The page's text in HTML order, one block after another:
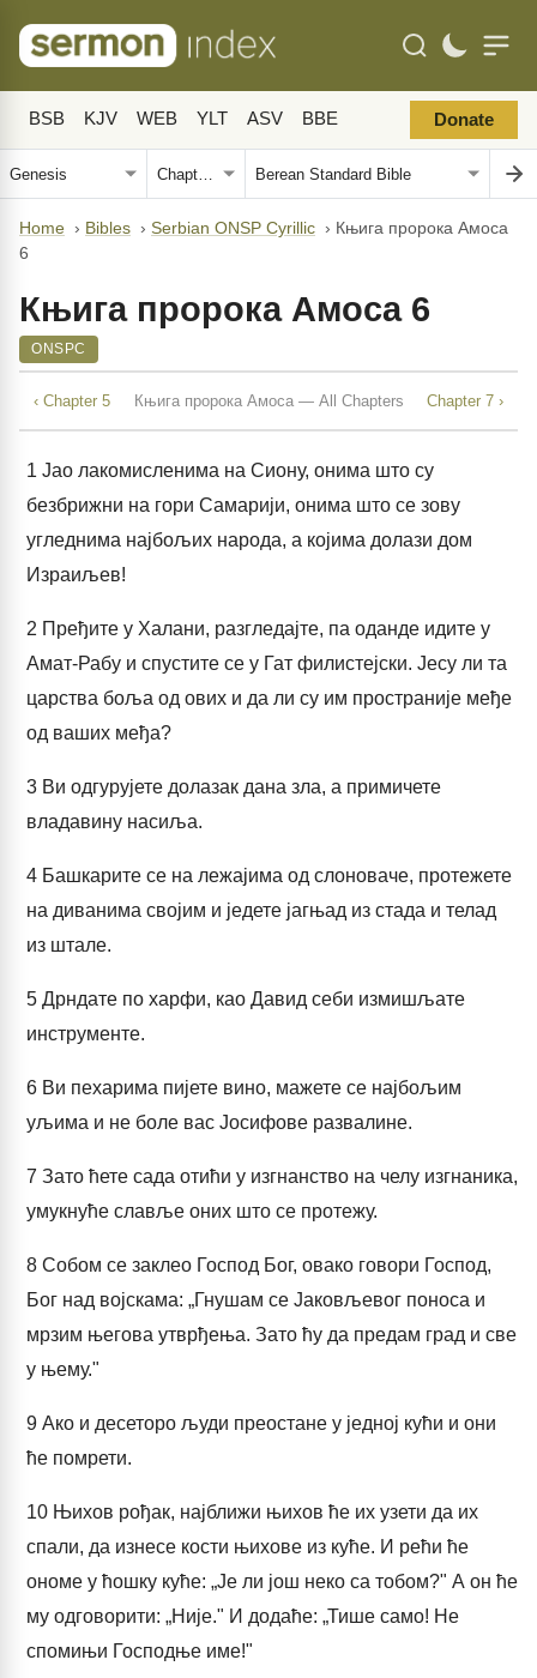
BSB KJV WEB YLT ASV BBE Donate
Home › Bibles › Serbian ONSP Cyrillic › Књига пророка Амоса
6
Књига пророка Амоса 6
ONSPC
‹ Chapter 5 Књига пророка Амоса — All Chapters Chapter 7 ›
1 Јао лакомисленима на Сиону, онима што су
безбрижни на гори Самарији, онима што се зову
угледнима најбољих народа, а којима долази дом
Израиљев!
2 Пређите у Халани, разгледајте, па оданде идите у
Амат-Рабу и спустите се у Гат филистејски. Јесу ли та
царства боља од ових и да ли су им пространије међе
од ваших међа?
3 Ви одгурујете долазак дана зла, а примичете
владавину насиља.
4 Башкарите се на лежајима од слоноваче, протежете
на диванима својим и једете јагњад из стада и телад
из штале.
5 Дрндате по харфи, као Давид себи измишљате
инструменте.
6 Ви пехарима пијете вино, мажете се најбољим
уљима и не боле вас Јосифове развалине.
7 Зато ћете сада отићи у изгнанство на челу изгнаника,
умукнуће славље оних што се протежу.
8 Собом се заклео Господ Бог, овако говори Господ,
Бог над војскама: „Гнушам се Јаковљевог поноса и
мрзим његова утврђења. Зато ћу да предам град и све
у њему."
9 Ако и десеторо људи преостане у једној кући и они
ће помрети.
10 Њихов рођак, најближи њихов ће их узети да их
спали, да изнесе кости њихове из куће. И рећи ће
ономе у ћошку куће: „Је ли још неко са тобом?" А он ће
му одговорити: „Није." И додаће: „Тише само! Не
спомињи Господње име!"